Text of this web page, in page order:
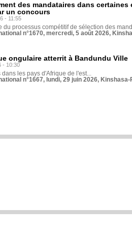
des mandataires dans
un concours
- 11:55
du processus compétitif de sélection des
n°1670, mercredi, 5 août 2026,
ongulaire atterrit à Bandundu Ville
- 10:30
dans les pays d'Afrique de l'est...
n°1667, lundi, 29 juin 2026,